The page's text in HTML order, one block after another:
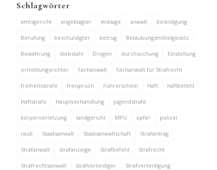
Schlagwörter
amtsgericht angeklagter Anklage anwalt beleidigung
Berufung beschuldigter betrug Betäubungsmittelgesetz
Bewährung diebstahl Drogen durchsuchung Einstellung
ermittlungsrichter Fachanwalt Fachanwalt für Strafrecht
freiheitsstrafe freispruch Führerschein Haft haftbefehl
Haftstrafe Hauptverhandlung jugendstrafe
körperverletzung landgericht MPU opfer polizei
raub Staatsanwalt Staatsanwaltschaft Strafantrag
Strafanwalt strafanzeige Strafbefehl Strafrecht
Strafrechtsanwalt strafverteidiger Strafverteidigung